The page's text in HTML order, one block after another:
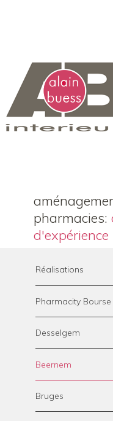
pharmacies:
d'expérience
Réalisations
Pharmacity Bourse
Desselgem
Beernem
Bruges